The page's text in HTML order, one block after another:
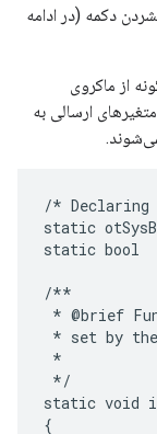
(در ادامه
به
/*
static
*
* set
static